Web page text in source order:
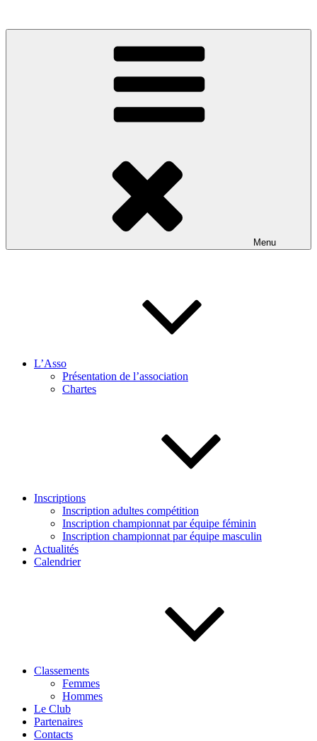
Menu
L’Asso
Présentation de l’association
Chartes
Inscriptions
Inscription adultes compétition
Inscription championnat par équipe féminin
Inscription championnat par équipe masculin
Actualités
Calendrier
Classements
Femmes
Hommes
Le Club
Partenaires
Contacts